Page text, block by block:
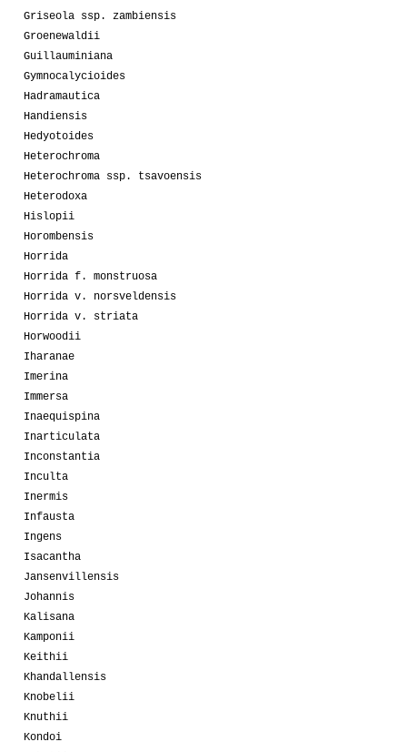
Griseola ssp. zambiensis
Groenewaldii
Guillauminiana
Gymnocalycioides
Hadramautica
Handiensis
Hedyotoides
Heterochroma
Heterochroma ssp. tsavoensis
Heterodoxa
Hislopii
Horombensis
Horrida
Horrida f. monstruosa
Horrida v. norsveldensis
Horrida v. striata
Horwoodii
Iharanae
Imerina
Immersa
Inaequispina
Inarticulata
Inconstantia
Inculta
Inermis
Infausta
Ingens
Isacantha
Jansenvillensis
Johannis
Kalisana
Kamponii
Keithii
Khandallensis
Knobelii
Knuthii
Kondoi